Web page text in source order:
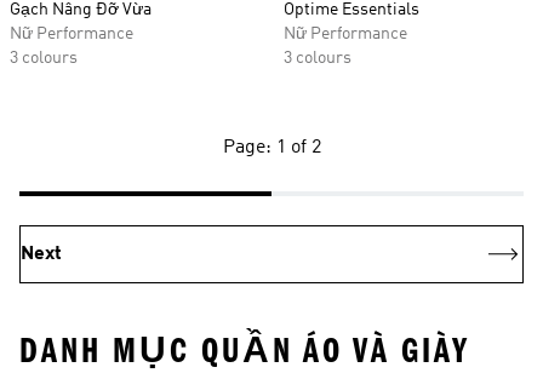
Gạch Nâng Đỡ Vừa
Nữ Performance
3 colours
Optime Essentials
Nữ Performance
3 colours
Page: 1 of 2
Next
DANH MỤC QUẦN ÁO VÀ GIÀY